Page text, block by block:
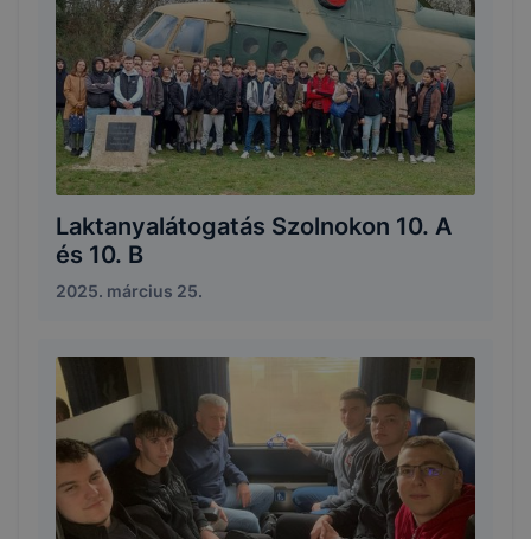
Laktanyalátogatás Szolnokon 10. A
és 10. B
2025. március 25.